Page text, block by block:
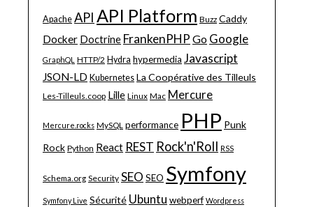
Apache API API Platform Buzz Caddy
Docker Doctrine FrankenPHP Go Google
GraphQL HTTP/2 Hydra hypermedia Javascript
JSON-LD Kubernetes La Coopérative des Tilleuls
Les-Tilleuls.coop Lille Linux Mac Mercure
Mercure.rocks MySQL performance PHP Punk
Rock Python React REST Rock'n'Roll RSS
Schema.org Security SEO SEO Symfony
Symfony Live Sécurité Ubuntu webperf Wordpress